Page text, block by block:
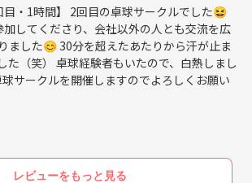
目・1時間】 2回目の卓球サークルでした😆
してくださり、会社以外の人とも交流を広
ました😊 30分を超えたあたりから汗が止ま
た（笑） 卓球経験者もいたので、白熱しまし
サークルを開催しますのでよろしくお願い
レビューをもっと見る